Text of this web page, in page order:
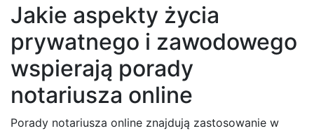
Jakie aspekty życia
prywatnego i zawodowego
wspierają porady
notariusza online
Porady notariusza online znajdują zastosowanie w